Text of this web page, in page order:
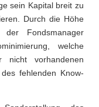
sein Kapital breit zu
Durch die Höhe
Fondsmanager
welche
vorhandenen
fehlenden Know-